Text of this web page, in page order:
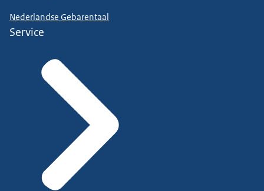
Nederlandse Gebarentaal
Service